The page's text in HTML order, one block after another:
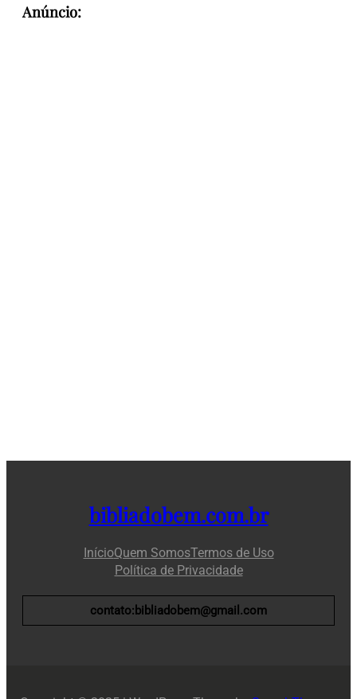
Anúncio:
bibliadobem.com.br
InícioQuem SomosTermos de Uso
Política de Privacidade
contato:bibliadobem@gmail.com